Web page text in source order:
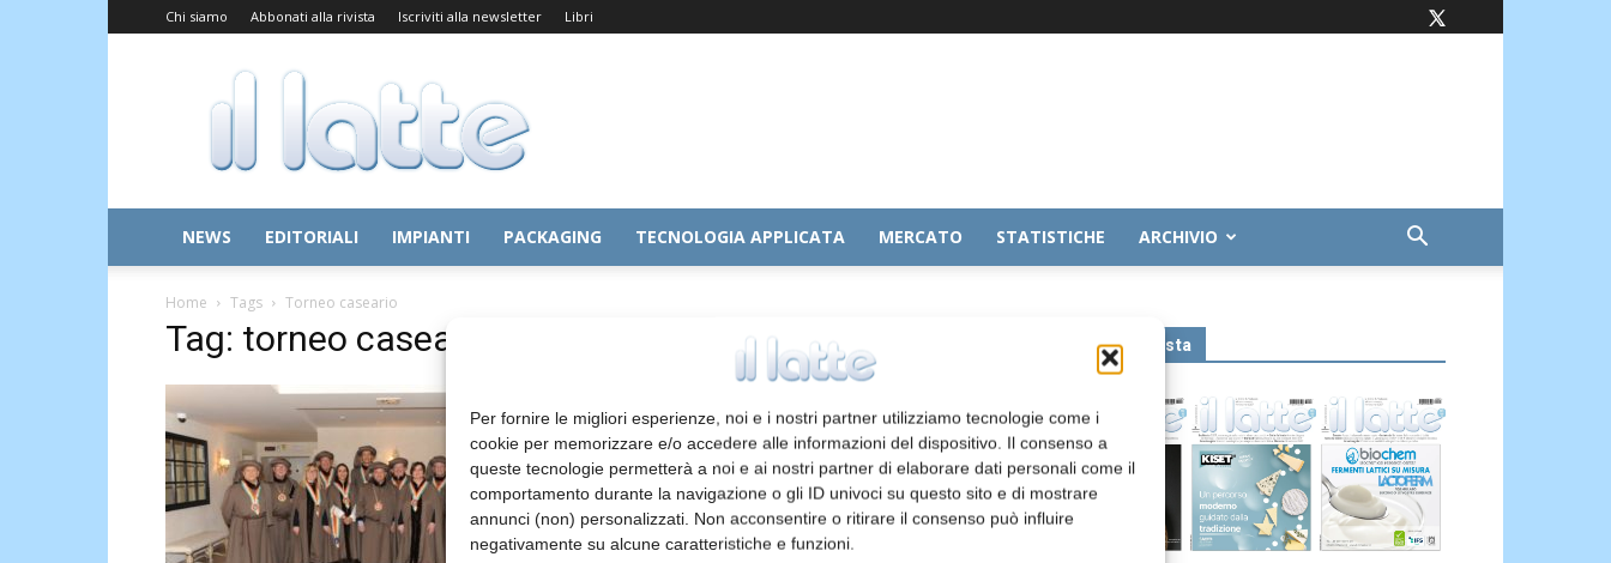
Per fornire le migliori esperienze, noi e i nostri partner utilizziamo tecnologie come i
cookie per memorizzare e/o accedere alle informazioni del dispositivo. Il consenso a
queste tecnologie permetterà a noi e ai nostri partner di elaborare dati personali come il
comportamento durante la navigazione o gli ID univoci su questo sito e di mostrare
annunci (non) personalizzati. Non acconsentire o ritirare il consenso può influire
negativamente su alcune caratteristiche e funzioni.
Chi siamo Abbonati alla rivista Iscriviti alla newsletter Libri
Il
Latte
NEWS EDITORIALI IMPIANTI PACKAGING TECNOLOGIA APPLICATA MERCATO STATISTICHE ARCHIVIO
Home Tags Torneo caseario
Tag: torneo caseario Leggi la rivista